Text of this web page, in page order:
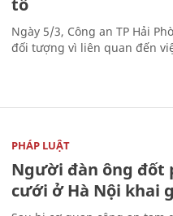
Ngày 5/3, Công an TP Hải
đối tượng vì liên quan đến
PHÁP LUẬT
Người đàn ông đốt
cưới ở Hà Nội khai